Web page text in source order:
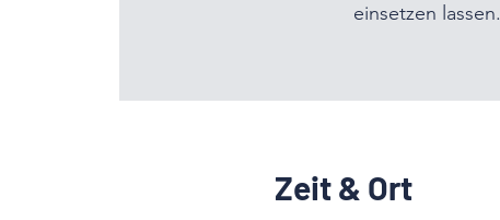
einsetzen lassen.
Zeit & Ort